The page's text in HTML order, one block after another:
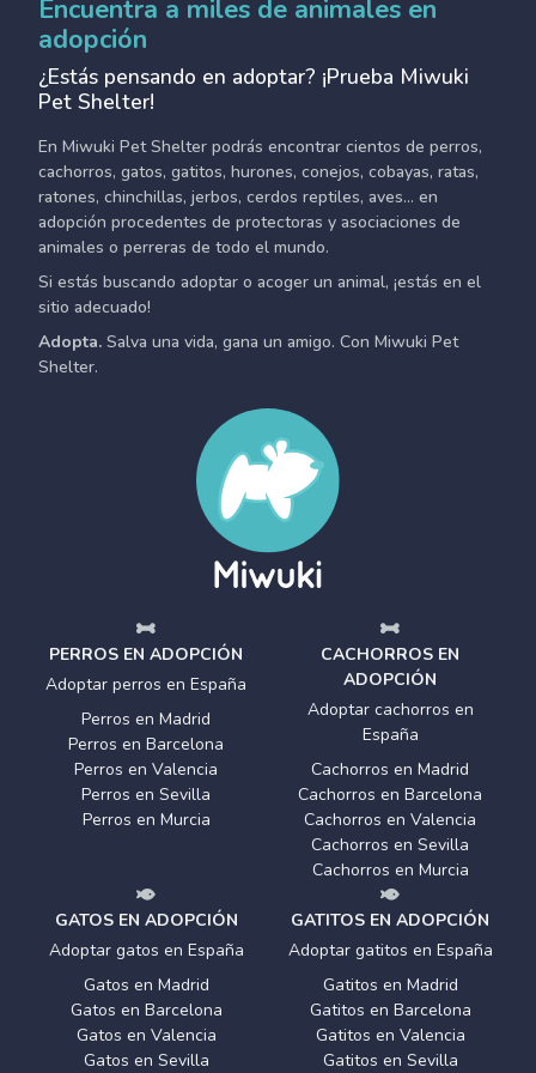
Encuentra a miles de animales en
adopción
¿Estás pensando en adoptar? ¡Prueba Miwuki
Pet Shelter!
En Miwuki Pet Shelter podrás encontrar cientos de perros,
cachorros, gatos, gatitos, hurones, conejos, cobayas, ratas,
ratones, chinchillas, jerbos, cerdos reptiles, aves... en
adopción procedentes de protectoras y asociaciones de
animales o perreras de todo el mundo.
Si estás buscando adoptar o acoger un animal, ¡estás en el
sitio adecuado!
Adopta. Salva una vida, gana un amigo. Con Miwuki Pet
Shelter.
PERROS EN ADOPCIÓN
Adoptar perros en España
Perros en Madrid
Perros en Barcelona
Perros en Valencia
Perros en Sevilla
Perros en Murcia
CACHORROS EN
ADOPCIÓN
Adoptar cachorros en
España
Cachorros en Madrid
Cachorros en Barcelona
Cachorros en Valencia
Cachorros en Sevilla
Cachorros en Murcia
GATOS EN ADOPCIÓN
Adoptar gatos en España
Gatos en Madrid
Gatos en Barcelona
Gatos en Valencia
Gatos en Sevilla
GATITOS EN ADOPCIÓN
Adoptar gatitos en España
Gatitos en Madrid
Gatitos en Barcelona
Gatitos en Valencia
Gatitos en Sevilla